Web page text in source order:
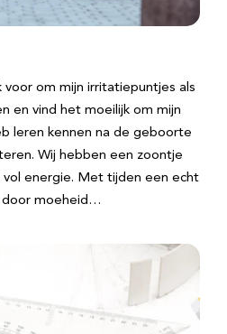
voor om mijn irritatiepuntjes als
en vind het moeilijk om mijn
leren kennen na de geboorte
Wij hebben een zoontje
vol energie. Met tijden een echt
door moeheid…